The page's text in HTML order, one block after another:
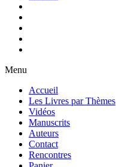
Menu
Accueil
Les Livres par Thèmes
Vidéos
Manuscrits
Auteurs
Contact
Rencontres